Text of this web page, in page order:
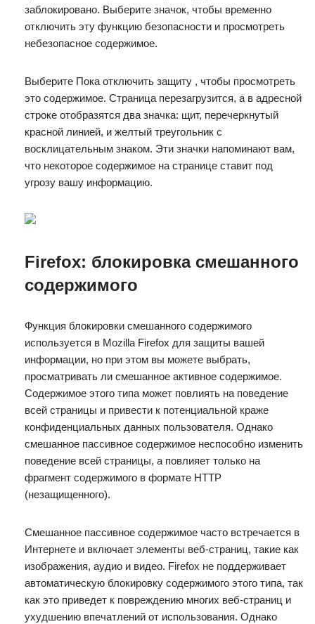
заблокировано. Выберите значок, чтобы временно
отключить эту функцию безопасности и просмотреть
небезопасное содержимое.
Выберите Пока отключить защиту , чтобы просмотреть
это содержимое. Страница перезагрузится, а в адресной
строке отобразятся два значка: щит, перечеркнутый
красной линией, и желтый треугольник с
восклицательным знаком. Эти значки напоминают вам,
что некоторое содержимое на странице ставит под
угрозу вашу информацию.
Firefox: блокировка смешанного
содержимого
Функция блокировки смешанного содержимого
используется в Mozilla Firefox для защиты вашей
информации, но при этом вы можете выбрать,
просматривать ли смешанное активное содержимое.
Содержимое этого типа может повлиять на поведение
всей страницы и привести к потенциальной краже
конфиденциальных данных пользователя. Однако
смешанное пассивное содержимое неспособно изменить
поведение всей страницы, а повлияет только на
фрагмент содержимого в формате HTTP
(незащищенного).
Смешанное пассивное содержимое часто встречается в
Интернете и включает элементы веб-страниц, такие как
изображения, аудио и видео. Firefox не поддерживает
автоматическую блокировку содержимого этого типа, так
как это приведет к повреждению многих веб-страниц и
ухудшению впечатлений от использования. Однако